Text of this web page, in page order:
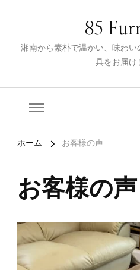
85
湘南から素朴で温かい、味わ
具をお届け
ホーム お客様の声
お客様の声